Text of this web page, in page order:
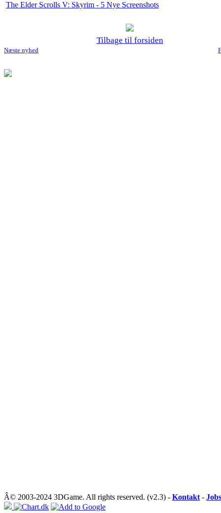
The Elder Scrolls V: Skyrim - 5 Nye Screenshots
Tilbage til forsiden
Næste nyhed
Â© 2003-2024 3DGame. All rights reserved. (v2.3) - Kontakt - Jobs